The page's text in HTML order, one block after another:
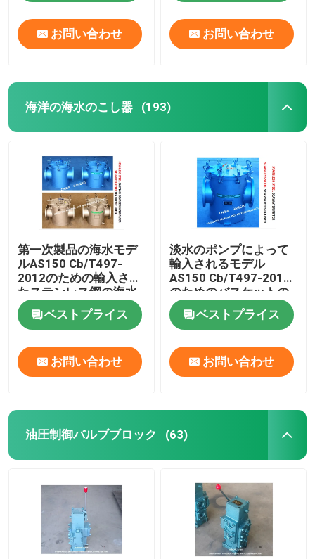
お問い合わせ お問い合わせ
海洋の海水のこし器 (193)
第一次製品の海水モデ
ルAS150 Cb/T497-
2012のための輸入され
たステンレス鋼の海水
フィルター
ベストプライス
お問い合わせ
淡水のポンプによって
輸入されるモデル
AS150 Cb/T497-2012
のためのバスケットの
ステンレス鋼の海水
Strainesベストプライス
お問い合わせ
油圧制御バルブブロック (63)